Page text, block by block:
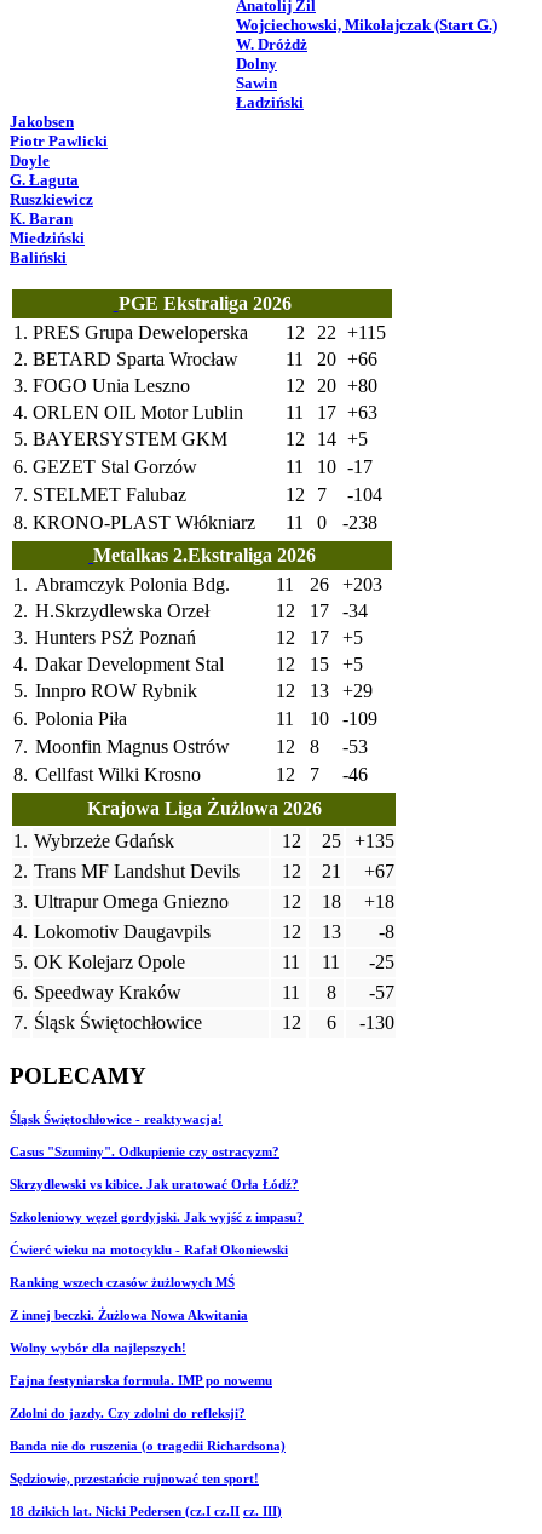
Anatolij Zil
Wojciechowski, Mikołajczak (Start G.)
W. Dróżdż
Dolny
Sawin
Ładziński
Jakobsen
Piotr Pawlicki
Doyle
G. Łaguta
Ruszkiewicz
K. Baran
Miedziński
Baliński
PGE Ekstraliga 2026
1. PRES Grupa Deweloperska 12 22 +115
2. BETARD Sparta Wrocław 11 20 +66
3. FOGO Unia Leszno 12 20 +80
4. ORLEN OIL Motor Lublin 11 17 +63
5. BAYERSYSTEM GKM 12 14 +5
6. GEZET Stal Gorzów 11 10 -17
7. STELMET Falubaz 12 7
-104
8. KRONO-PLAST Włókniarz 11 0
-238
Metalkas 2.Ekstraliga 2026
1. Abramczyk Polonia Bdg. 11 26
+203
2. H.Skrzydlewska Orzeł 12 17
-34
3. Hunters PSŻ Poznań 12 17
+5
4. Dakar Development Stal 12 15
+5
5. Innpro ROW Rybnik 12 13
+29
6. Polonia Piła 11 10
-109
7. Moonfin Magnus Ostrów 12 8
-53
8. Cellfast Wilki Krosno 12 7
-46
Krajowa Liga Żużlowa 2026
1. Wybrzeże Gdańsk 12 25
+135
2. Trans MF Landshut Devils 12 21
+67
3. Ultrapur Omega Gniezno 12 18
+18
4. Lokomotiv Daugavpils 12 13
-8
5. OK Kolejarz Opole 11 11
-25
6. Speedway Kraków 11 8
-57
7. Śląsk Świętochłowice 12 6 -130
POLECAMY
Śląsk Świętochłowice - reaktywacja!
Casus "Szuminy". Odkupienie czy ostracyzm?
Skrzydlewski vs kibice. Jak uratować Orła Łódź?
Szkoleniowy węzeł gordyjski. Jak wyjść z impasu?
Ćwierć wieku na motocyklu - Rafał Okoniewski
Ranking wszech czasów żużlowych MŚ
Z innej beczki. Żużlowa Nowa Akwitania
Wolny wybór dla najlepszych!
Fajna festyniarska formuła. IMP po nowemu
Zdolni do jazdy. Czy zdolni do refleksji?
Banda nie do ruszenia (o tragedii Richardsona)
Sędziowie, przestańcie rujnować ten sport!
18 dzikich lat. Nicki Pedersen (cz.I cz.II cz. III)